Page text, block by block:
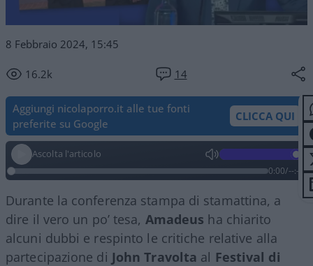
8 Febbraio 2024, 15:45
16.2k 14
Aggiungi nicolaporro.it alle tue fonti
preferite su Google
CLICCA QUI
Ascolta l'articolo
0:00/--:--
Durante la conferenza stampa di stamattina, a
dire il vero un po’ tesa, Amadeus ha chiarito
alcuni dubbi e respinto le critiche relative alla
partecipazione di John Travolta al Festival di